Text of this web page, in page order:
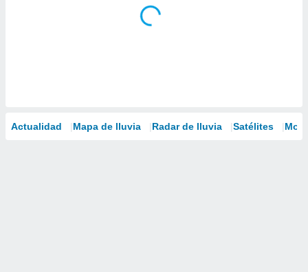
Actualidad Mapa de lluvia Radar de lluvia Satélites